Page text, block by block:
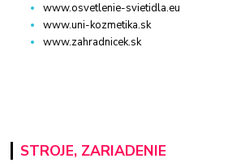
www.osvetlenie-svietidla.eu
www.uni-kozmetika.sk
www.zahradnicek.sk
STROJE, ZARIADENIE